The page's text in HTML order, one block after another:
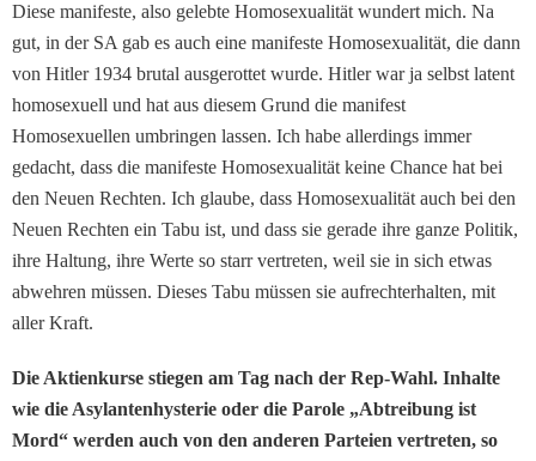
Diese manifeste, also gelebte Homosexualität wundert mich. Na
gut, in der SA gab es auch eine manifeste Homosexualität, die dann
von Hitler 1934 brutal ausgerottet wurde. Hitler war ja selbst latent
homosexuell und hat aus diesem Grund die manifest
Homosexuellen umbringen lassen. Ich habe allerdings immer
gedacht, dass die manifeste Homosexualität keine Chance hat bei
den Neuen Rechten. Ich glaube, dass Homosexualität auch bei den
Neuen Rechten ein Tabu ist, und dass sie gerade ihre ganze Politik,
ihre Haltung, ihre Werte so starr vertreten, weil sie in sich etwas
abwehren müssen. Dieses Tabu müssen sie aufrechterhalten, mit
aller Kraft.
Die Aktienkurse stiegen am Tag nach der Rep-Wahl. Inhalte
wie die Asylantenhysterie oder die Parole „Abtreibung ist
Mord“ werden auch von den anderen Parteien vertreten, so